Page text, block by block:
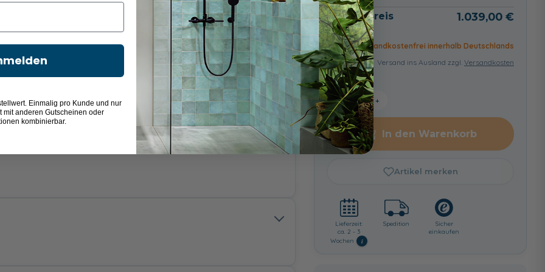
170,00 €
Bodennebel
Echtglas -
Chinchilla
Echtglas - Grau
Gesamtpreis 1.039,00 €
Versandkostenfrei innerhalb Deutschlands
Versand ins Ausland zzgl. Versandkosten
− +
In den Warenkorb
Artikel merken
Lieferzeit:
ca. 2 - 3
Wochen
i
Spedition
Sicher
einkaufen
Einmalig pro Kunde und nur
mit anderen Gutscheinen oder
kombinierbar.